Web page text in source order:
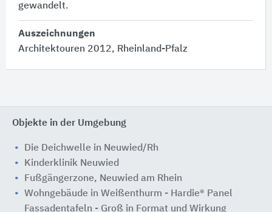
gewandelt.
Auszeichnungen
Architektouren 2012, Rheinland-Pfalz
Objekte in der Umgebung
Die Deichwelle in Neuwied/Rh
Kinderklinik Neuwied
Fußgängerzone, Neuwied am Rhein
Wohngebäude in Weißenthurm - Hardie® Panel
Fassadentafeln - Groß in Format und Wirkung